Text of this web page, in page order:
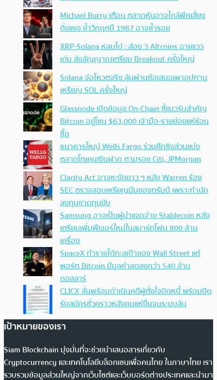
Michael Burry เตือน ตลาดหุ้นอาจใกล้พีคเสี่ยง
ดิ่งแรง ย้ำวิกฤตปี 1987 อาจซ้ำรอย
XRP-Solana หลบไป : ส่อง 3 Altcoins ฉายแวว
เด่น ส่งสัญญาณเตรียม Breakout ครั้งใหญ่
Solana จ่อโหวตจริง ลุ้นผ่านข้อเสนอเผาอุปทาน
เหรียญ SOL ครั้งใหญ่
Glassnode เปิดข้อมูล On-Chain ชี้แนวรับสำคัญ
Bitcoin อยู่โซน $63,000 เจ้ามือ-รายย่อยแห่ช้อน
ซื้อ
ธนาคารใหญ่ Wells Fargo ร่วมศึกชิงส่วนแบ่ง
ตลาดโทเคนเงินฝาก ตามรอย Citi, JPMorgan
Clarity Act อาจชะงักยาว ๆ หลัง Warren ร้อง
SEC ตรวจสอบเหรียญมีมของทรัมป์ เพราะทำนัก
ลงทุนขาดทุนยับ
Samsung อาจเป็นผู้นำแจกจ่าย Stablecoin หลัง
เตรียมเพิ่มฟีเจอร์ใหม่ในสมาร์ทโฟน 800 ล้าน
เครื่อง
SpaceX ทำรายได้ทะลุเป้าของ Wall Street แต่
พอร์ต Bitcoin มีมูลค่าลดลงกว่า 540 ล้าน
ดอลลาร์
CLICX ลั่นพร้อมดำเนินคดีผู้ตั้งใจบิดหนี้ พร้อมปิด
รับสมัครชั่วคราวหลังคนแห่ยื่นจนระบบล้น
เป้าหมายของเรา
Siam Blockchain มุ่งมั่นที่จะช่วยนำเสนอสารเกี่ยวกับ
Cryptocurrency และเทคโนโลยีบล็อกเชนเพื่อคนไทย ในภาษาไทย เรา
รวบรวมข้อมูลส่วนใหญ่จากเว็บไซต์และเว็บบอร์ดต่างประเทศและนำมา